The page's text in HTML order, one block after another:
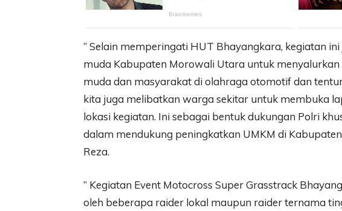
” Selain memperingati HUT Bhayangkara, kegiatan
muda Kabupaten Morowali Utara untuk
muda dan masyarakat di olahraga otomotif dan
kita juga melibatkan warga sekitar untuk membuka
lokasi kegiatan. Ini sebagai bentuk dukungan Polri
dalam mendukung peningkatkan UMKM di
Reza.
” Kegiatan Event Motocross Super Grasstrack
oleh beberapa raider lokal maupun raider ternama